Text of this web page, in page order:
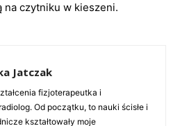
na czytniku w kieszeni.
Jatczak
fizjoterapeutka i
Od początku, to nauki ścisłe i
kształtowały moje